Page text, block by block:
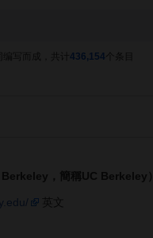
编写而成，共计 436,154 个条目
，簡稱UC Berkeley）
英文